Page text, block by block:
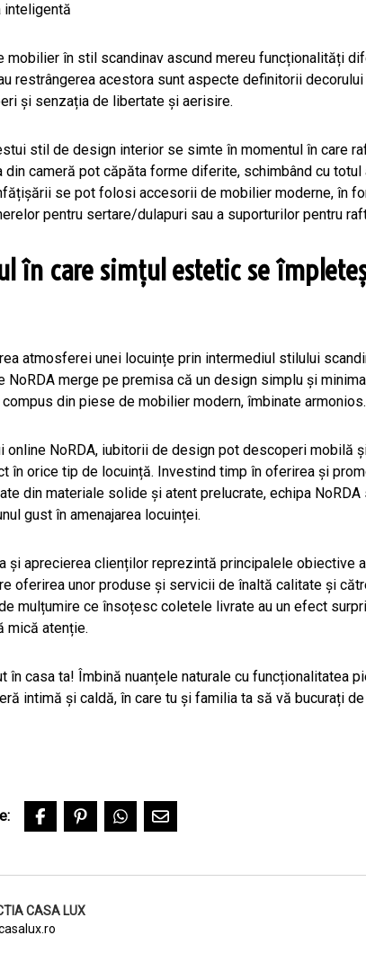
inteligentă
mobilier în stil scandinav ascund mereu funcționalități
restrângerea acestora sunt aspecte definitorii
și senzația de libertate și aerisire.
stil de design interior se simte în momentul în care
din cameră pot căpăta forme diferite, schimbând cu
se pot folosi accesorii de mobilier moderne, în
pentru sertare/dulapuri sau a suporturilor pentru
în care simțul estetic se
atmosferei unei locuințe prin intermediul stilului
NoRDA merge pe premisa că un design simplu și
din piese de mobilier modern, îmbinate armonios.
online NoRDA, iubitorii de design pot descoperi mobilă
în orice tip de locuință. Investind timp în oferirea și
din materiale solide și atent prelucrate, echipa
gust în amenajarea locuinței.
și aprecierea clienților reprezintă principalele obiective
oferirea unor produse și servicii de înaltă calitate și
mulțumire ce însoțesc coletele livrate au un efect
mică atenție.
în casa ta! Îmbină nuanțele naturale cu funcționalitatea
intimă și caldă, în care tu și familia ta să vă bucurați
CASA LUX